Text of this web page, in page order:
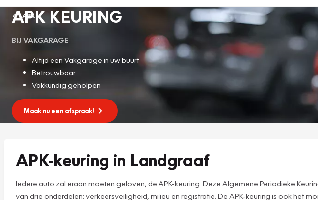
APK
APK KEURING
BIJ VAKGARAGE
Altijd een Vakgarage in uw buurt
Betrouwbaar
Vakkundig geholpen
Maak nu een afspraak!
APK-keuring in Landgraaf
Iedere auto zal eraan moeten geloven, de APK-keuring. Deze Algemene Periodieke
van drie onderdelen: verkeersveiligheid, milieu en registratie. De APK-keuring is ook het